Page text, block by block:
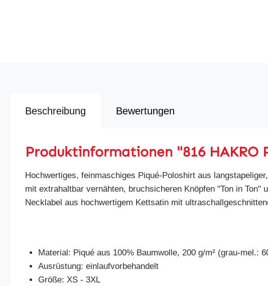
Beschreibung Bewertungen
Produktinformationen "816
Hochwertiges, feinmaschiges Piqué-Poloshirt aus
mit extrahaltbar vernähten, bruchsicheren Knöpfen "Ton in
Necklabel aus hochwertigem Kettsatin mit
Material: Piqué aus 100% Baumwolle, 200 g/m² (grau-mel.:
Ausrüstung: einlaufvorbehandelt
Größe: XS - 3XL